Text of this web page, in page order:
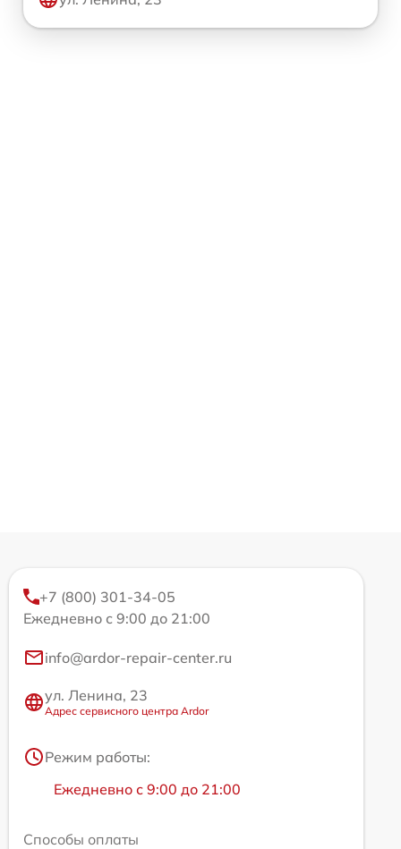
+7 (800) 301-34-05
Ежедневно с 9:00 до 21:00
info@ardor-repair-center.ru
ул. Ленина, 23
Адрес сервисного центра Ardor
Режим работы:
Ежедневно с 9:00 до 21:00
Способы оплаты